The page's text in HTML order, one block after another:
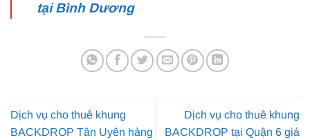
tại Bình Dương
Dịch vụ cho thuê khung
BACKDROP Tân Uyên hàng
Dịch vụ cho thuê khung
BACKDROP tại Quận 6 giá